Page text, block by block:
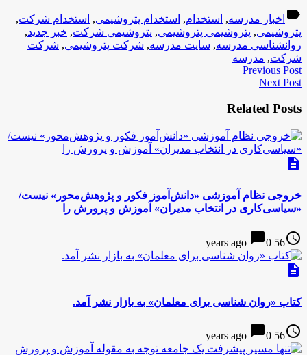
label اخبار مدرسه, استخدام, استخدام پتروشیمی, استخدام شرکت,
پتروشیمی, پتروشیمی پتروشیمی, پتروشیمی شرکت, خبر جدید,
روانشناسی مدرسه, سایت مدرسه, شرکت پتروشیمی, شرکت
شرکت, مدرسه
Previous Post
Next Post
Related Posts
description
خروجی نظام آموزشی «دانش‌آموز فکور و پژوهش‌محور» نیست/
«سیاسی‌کاری در انتخاب مدیران» آموزش و پرورش را
access_time
56 years ago
chat_bubble0
description
کتاب «روان شناسی برای معلمان» به بازار نشر آمد.
access_time
56 years ago
chat_bubble0